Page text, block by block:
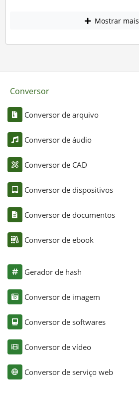
Mostrar mais
Conversor
Conversor de arquivo
Conversor de áudio
Conversor de CAD
Conversor de dispositivos
Conversor de documentos
Conversor de ebook
Gerador de hash
Conversor de imagem
Conversor de softwares
Conversor de vídeo
Conversor de serviço web